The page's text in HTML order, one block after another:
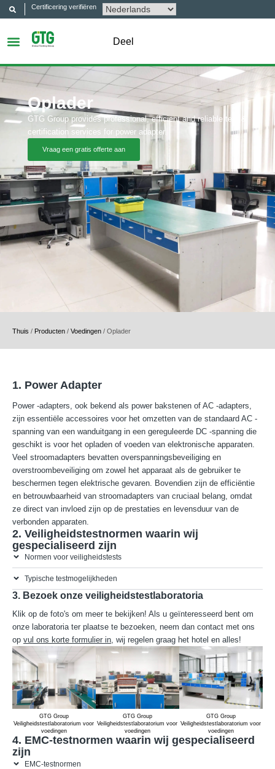
Certificering verifiëren
Deel
Oplader
GTG Group provides professional, efficient and reliable test &
certification services for power adapter.
Vraag een gratis offerte aan
Thuis / Producten / Voedingen / Oplader
1. Power Adapter
Power -adapters, ook bekend als power bakstenen of AC -adapters,
zijn essentiële accessoires voor het omzetten van de standaard AC -
spanning van een wanduitgang in een gereguleerde DC -spanning die
geschikt is voor het opladen of voeden van elektronische apparaten.
Veel stroomadapters bevatten overspanningsbeveiliging en
overstroombeveiliging om zowel het apparaat als de gebruiker te
beschermen tegen elektrische gevaren. Bovendien zijn de efficiëntie
en betrouwbaarheid van stroomadapters van cruciaal belang, omdat
ze direct van invloed zijn op de prestaties en levensduur van de
verbonden apparaten.
2. Veiligheidstestnormen waarin wij
gespecialiseerd zijn
Normen voor veiligheidstests
Typische testmogelijkheden
3. Bezoek onze veiligheidstestlaboratoria
Klik op de foto's om meer te bekijken! Als u geïnteresseerd bent om
onze laboratoria ter plaatse te bezoeken, neem dan contact met ons
op vul ons korte formulier in, wij regelen graag het hotel en alles!
GTG Group
Veiligheidstestlaboratorium voor
voedingen
GTG Group
Veiligheidstestlaboratorium voor
voedingen
GTG Group
Veiligheidstestlaboratorium voor
voedingen
4. EMC-testnormen waarin wij gespecialiseerd
zijn
EMC-testnormen